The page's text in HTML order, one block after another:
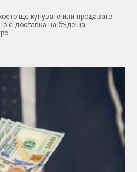
ще купувате или продавате
с доставка на бъдеща